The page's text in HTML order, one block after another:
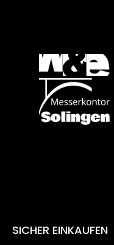
SICHER EINKAUFEN